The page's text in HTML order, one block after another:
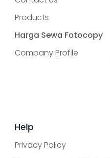
Products
Harga Sewa Fotocopy
Company Profile
Help
Privacy Policy